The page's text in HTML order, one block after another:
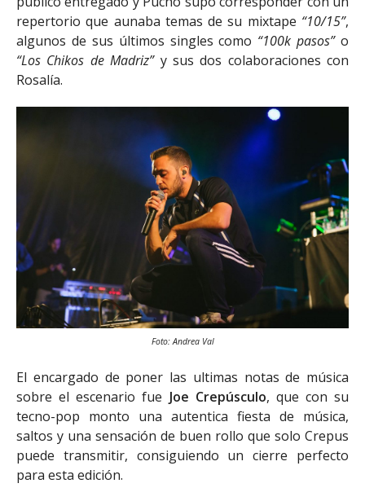
repertorio que aunaba temas de su mixtape “10/15”,
algunos de sus últimos singles como “100k pasos”o
“Los Chikos de Madriz”y sus dos colaboraciones con
Rosalía.
Foto: Andrea Val
El encargado de poner las ultimas notas de música
sobre el escenario fue Joe Crepúsculo, que con su
tecno-pop monto una autentica fiesta de música,
saltos y una sensación de buen rollo que solo Crepus
puede transmitir, consiguiendo un cierre perfecto
para esta edición.